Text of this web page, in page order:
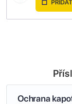
Ochrana